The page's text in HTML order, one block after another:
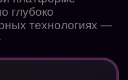
глубоко
технологиях —